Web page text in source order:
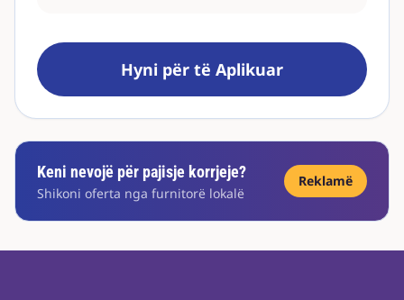
Hyni për të Aplikuar
Keni nevojë për pajisje korrjeje?
Shikoni oferta nga furnitorë lokalë
Reklamë